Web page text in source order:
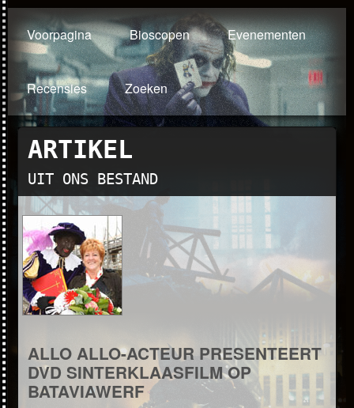
Voorpagina Bioscopen Evenementen
Recensies Zoeken
ARTIKEL
UIT ONS BESTAND
ALLO ALLO-ACTEUR PRESENTEERT
DVD SINTERKLAASFILM OP
BATAVIAWERF